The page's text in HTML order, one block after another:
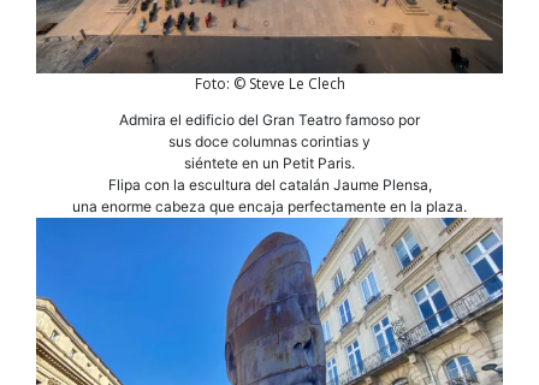
Foto: © Steve Le Clech
Admira el edificio del Gran Teatro famoso por
sus doce columnas corintias y
siéntete en un Petit Paris.
Flipa con la escultura del catalán Jaume Plensa,
una enorme cabeza que encaja perfectamente en la plaza.